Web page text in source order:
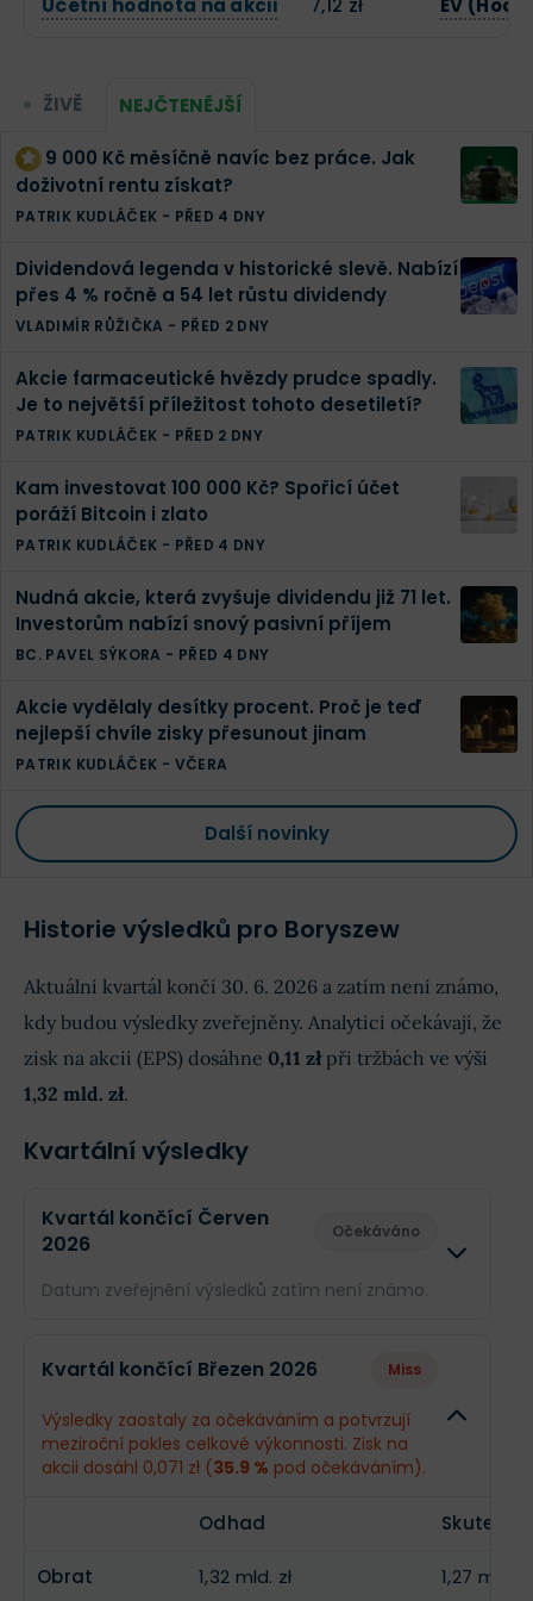
Účetní hodnota na akcii 7,12 zł EV
ŽIVĚ NEJČTENĚJŠÍ
9 000 Kč měsíčně navíc bez práce. Jak
doživotní rentu získat?
PATRIK KUDLÁČEK - PŘED 4 DNY
Dividendová legenda v historické slevě. Nabízí
přes 4 % ročně a 54 let růstu dividendy
VLADIMÍR RŮŽIČKA - PŘED 2 DNY
Akcie farmaceutické hvězdy prudce spadly.
Je to největší příležitost tohoto desetiletí?
PATRIK KUDLÁČEK - PŘED 2 DNY
Kam investovat 100 000 Kč? Spořicí účet
poráží Bitcoin i zlato
PATRIK KUDLÁČEK - PŘED 4 DNY
Nudná akcie, která zvyšuje dividendu již 71 let.
Investorům nabízí snový pasivní příjem
BC. PAVEL SÝKORA - PŘED 4 DNY
Akcie vydělaly desítky procent. Proč je teď
nejlepší chvíle zisky přesunout jinam
PATRIK KUDLÁČEK - VČERA
Další novinky
Historie výsledků pro Boryszew
Aktuální kvartál končí 30. 6. 2026 a zatím není známo,
kdy budou výsledky zveřejněny. Analytici očekávají, že
zisk na akcii (EPS) dosáhne 0,11 złpři tržbách ve výši
1,32 mld. zł.
Kvartální výsledky
Kvartál končící Červen
2026
Očekáváno
Datum zveřejnění výsledků zatím není známo.
Příjmy 22,48 mil. zł
Kvartál končící Březen 2026 Miss
Výsledky zaostaly za očekáváním a potvrzují
meziroční pokles celkové výkonnosti. Zisk na
akcii dosáhl 0,071 zł (35.9 % pod očekáváním).
Odhad
Obrat 1,32 mld. zł 1,27 mld.